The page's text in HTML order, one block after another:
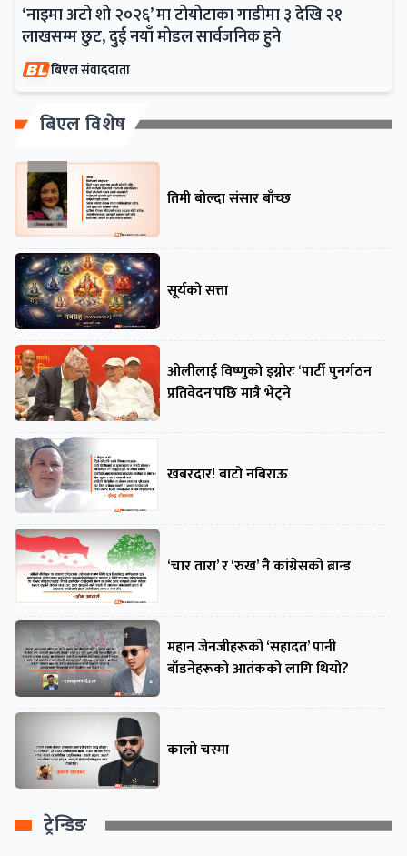
‘नाइमा अटो शो २०२६’ मा टोयोटाका गाडीमा ३ देखि २१
लाखसम्म छुट, दुई नयाँ मोडल सार्वजनिक हुने
बिएल संवाददाता
बिएल विशेष
तिमी बोल्दा संसार बाँच्छ
सूर्यको सत्ता
ओलीलाई विष्णुको इग्नोरः ‘पार्टी पुनर्गठन
प्रतिवेदन’पछि मात्रै भेट्ने
खबरदार! बाटो नबिराऊ
‘चार तारा’ र ‘रुख’ नै कांग्रेसको ब्रान्ड
महान जेनजीहरूको ‘सहादत’ पानी
बाँडनेहरूको आतंकको लागि थियो?
कालो चस्मा
ट्रेन्डिङ